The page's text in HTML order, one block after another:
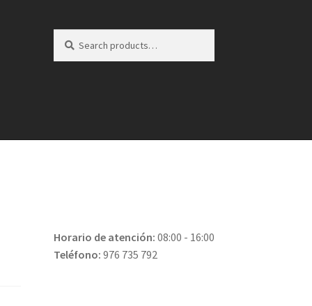
for:
Horario de atención: 08:00 - 16:00
Teléfono: 976 735 792